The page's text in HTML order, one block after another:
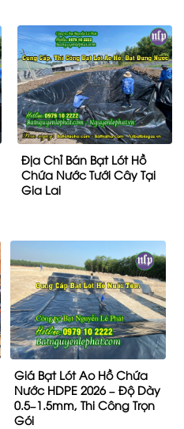
Địa Chỉ Bán Bạt Lót Hồ
Chứa Nước Tưới Cây Tại
Gia Lai
Giá Bạt Lót Ao Hồ Chứa
Nước HDPE 2026 – Độ Dày
0.5–1.5mm, Thi Công Trọn
Gói